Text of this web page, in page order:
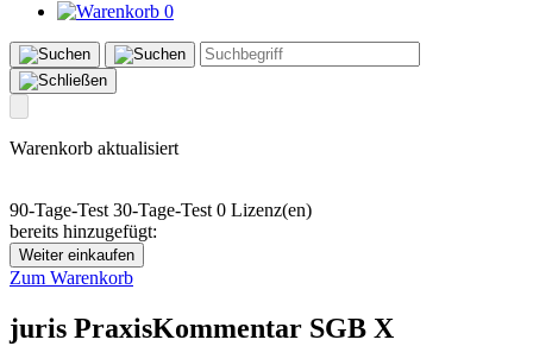
0
Warenkorb aktualisiert
90-Tage-Test 30-Tage-Test 0 Lizenz(en)
bereits hinzugefügt:
Weiter einkaufen
Zum Warenkorb
juris PraxisKommentar SGB X